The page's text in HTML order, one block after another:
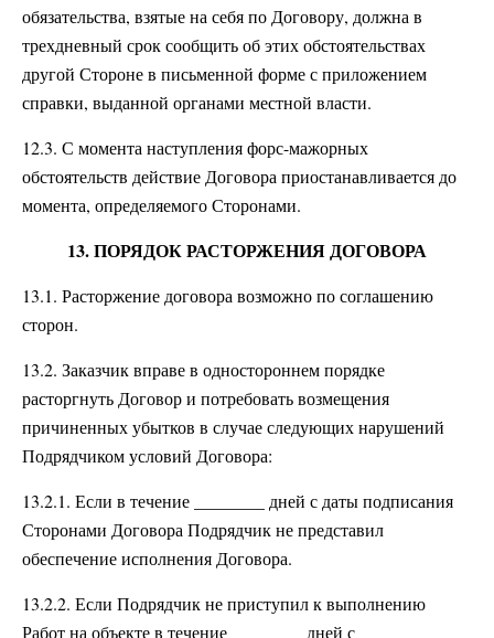
обязательства, взятые на себя по Договору, должна в
трехдневный срок сообщить об этих обстоятельствах
другой Стороне в письменной форме с приложением
справки, выданной органами местной власти.
12.3. С момента наступления форс-мажорных
обстоятельств действие Договора приостанавливается до
момента, определяемого Сторонами.
13. ПОРЯДОК РАСТОРЖЕНИЯ ДОГОВОРА
13.1. Расторжение договора возможно по соглашению
сторон.
13.2. Заказчик вправе в одностороннем порядке
расторгнуть Договор и потребовать возмещения
причиненных убытков в случае следующих нарушений
Подрядчиком условий Договора:
13.2.1. Если в течение ________ дней с даты подписания
Сторонами Договора Подрядчик не представил
обеспечение исполнения Договора.
13.2.2. Если Подрядчик не приступил к выполнению
Работ на объекте в течение ________ дней с